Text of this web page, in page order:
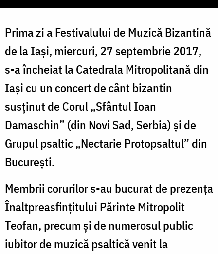
Prima zi a Festivalului de Muzică Bizantină
de la Iași, miercuri, 27 septembrie 2017,
s-a încheiat la Catedrala Mitropolitană din
Iași cu un concert de cânt bizantin
susținut de Corul „Sfântul Ioan
Damaschin” (din Novi Sad, Serbia) și de
Grupul psaltic „Nectarie Protopsaltul” din
București.
Membrii corurilor s-au bucurat de prezența
Înaltpreasfințitului Părinte Mitropolit
Teofan, precum și de numerosul public
iubitor de muzică psaltică venit la